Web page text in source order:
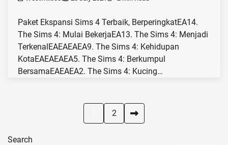
Paket Ekspansi Sims 4 Terbaik, BerperingkatEA14.
The Sims 4: Mulai BekerjaEA13. The Sims 4: Menjadi
TerkenalEAEAEAEA9. The Sims 4: Kehidupan
KotaEAEAEAEA5. The Sims 4: Berkumpul
BersamaEAEAEA2. The Sims 4: Kucing…
2
Search